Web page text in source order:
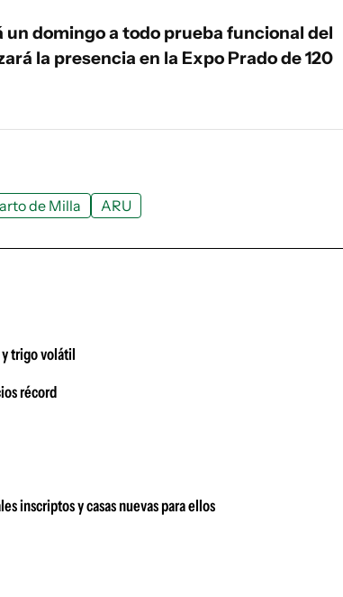
un domingo a todo prueba funcional del
la presencia en la Expo Prado de 120
de Milla ARU
y trigo volátil
récord
inscriptos y casas nuevas para ellos